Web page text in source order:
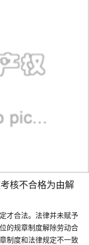
核不合格为由解
才合法。法律并未赋予
的规章制度解除劳动合
制度和法律规定不一致